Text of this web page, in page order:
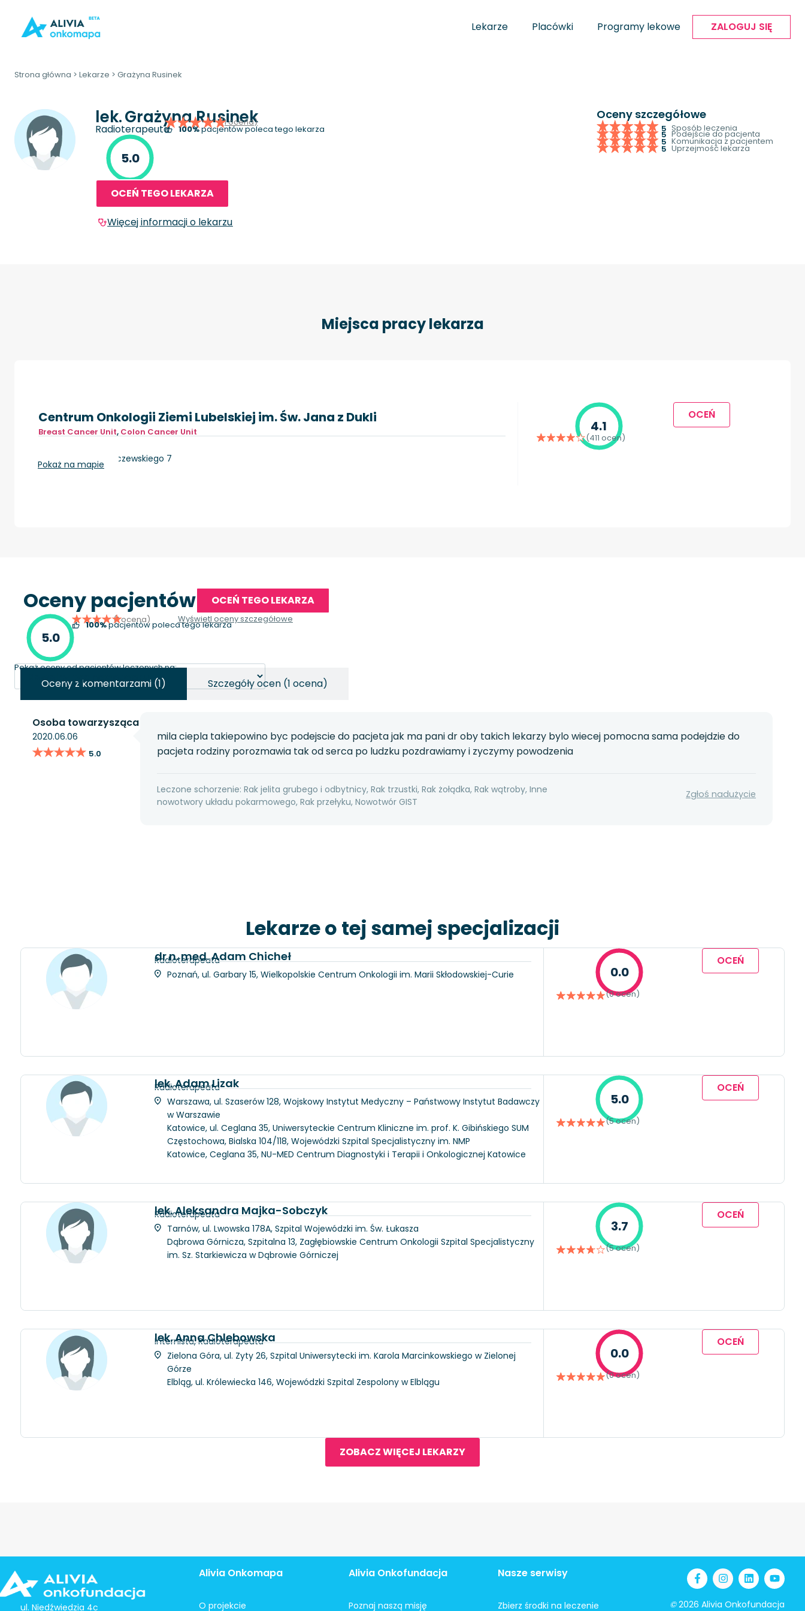
Lekarze Placówki Programy lekowe ZALOGUJ SIĘ
Strona główna > Lekarze > Grażyna Rusinek
lek.Grażyna Rusinek
Radioterapeuta
5.0
(1 ocena)
100%pacjentów poleca tego lekarza
OCEŃ TEGO LEKARZA
Więcej informacji o lekarzu
Oceny szczegółowe
5 Sposób leczenia
5 Podejście do pacjenta
5 Komunikacja z pacjentem
5 Uprzejmość lekarza
Miejsca pracy lekarza
Centrum Onkologii Ziemi Lubelskiej im. Św. Jana z Dukli
Breast Cancer Unit, Colon Cancer Unit
Lublin, ul. dr K. Jaczewskiego 7
Pokaż na mapie
4.1
(411 ocen)
OCEŃ
Oceny pacjentów OCEŃ TEGO LEKARZA
5.0
(1 ocena)
100%pacjentów poleca tego lekarza
Wyświetl oceny szczegółowe
Pokaż oceny od pacjentów leczonych na:
Oceny z komentarzami (1) Szczegóły ocen (1 ocena)
Osoba towarzysząca
2020.06.06
★★★★★
★★★★★ 5.0
mila ciepla takiepowino byc podejscie do pacjeta jak ma pani dr oby takich lekarzy bylo wiecej pomocna sama podejdzie do
pacjeta rodziny porozmawia tak od serca po ludzku pozdrawiamy i zyczymy powodzenia
Leczone schorzenie: Rak jelita grubego i odbytnicy, Rak trzustki, Rak żołądka, Rak wątroby, Inne
nowotwory układu pokarmowego, Rak przełyku, Nowotwór GIST
Zgłoś nadużycie
Lekarze o tej samej specjalizacji
dr n. med. Adam Chicheł
Radioterapeuta
Poznań, ul. Garbary 15, Wielkopolskie Centrum Onkologii im. Marii Skłodowskiej-Curie
0.0
(0 ocen)
OCEŃ
lek. Adam Lizak
Radioterapeuta
Warszawa, ul. Szaserów 128, Wojskowy Instytut Medyczny – Państwowy Instytut Badawczy
w Warszawie
Katowice, ul. Ceglana 35, Uniwersyteckie Centrum Kliniczne im. prof. K. Gibińskiego SUM
Częstochowa, Bialska 104/118, Wojewódzki Szpital Specjalistyczny im. NMP
Katowice, Ceglana 35, NU-MED Centrum Diagnostyki i Terapii i Onkologicznej Katowice
5.0
(5 ocen)
OCEŃ
lek. Aleksandra Majka-Sobczyk
Radioterapeuta
Tarnów, ul. Lwowska 178A, Szpital Wojewódzki im. Św. Łukasza
Dąbrowa Górnicza, Szpitalna 13, Zagłębiowskie Centrum Onkologii Szpital Specjalistyczny
im. Sz. Starkiewicza w Dąbrowie Górniczej
3.7
(5 ocen)
OCEŃ
lek. Anna Chlebowska
Internista, Radioterapeuta
Zielona Góra, ul. Zyty 26, Szpital Uniwersytecki im. Karola Marcinkowskiego w Zielonej
Górze
Elbląg, ul. Królewiecka 146, Wojewódzki Szpital Zespolony w Elblągu
0.0
(0 ocen)
OCEŃ
ZOBACZ WIĘCEJ LEKARZY
ul. Niedźwiedzia 4c
Alivia Onkomapa
O projekcie
Alivia Onkofundacja
Poznaj naszą misję
Nasze serwisy
Zbierz środki na leczenie ©2026 Alivia Onkofundacja